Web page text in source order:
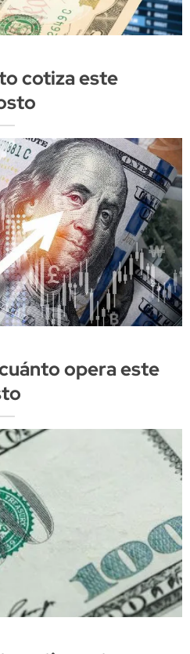
cotiza este
opera este